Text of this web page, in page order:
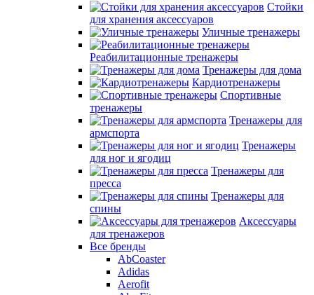
Стойки
для хранения аксессуаров
Уличные тренажеры
Реабилитационные тренажеры
Тренажеры для дома
Кардиотренажеры
Спортивные
тренажеры
Тренажеры для
армспорта
Тренажеры
для ног и ягодиц
Тренажеры для
пресса
Тренажеры для
спины
Аксессуары
для тренажеров
Все бренды
AbCoaster
Adidas
Aerofit